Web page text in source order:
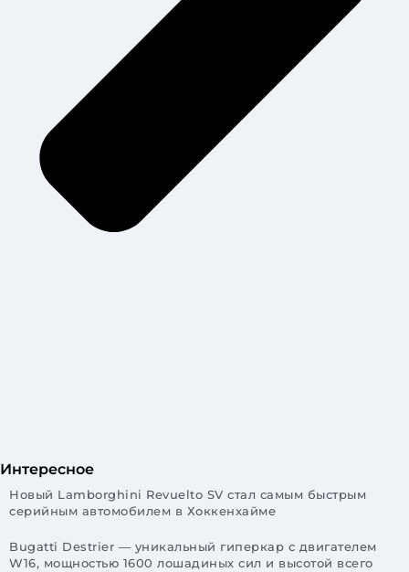
Интересное
Новый Lamborghini Revuelto SV стал самым быстрым
серийным автомобилем в Хоккенхайме
Bugatti Destrier — уникальный гиперкар с двигателем
W16, мощностью 1600 лошадиных сил и высотой всего